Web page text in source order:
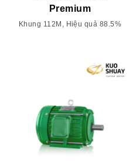
Premium
Khung 112M, Hiệu quả 88.5%